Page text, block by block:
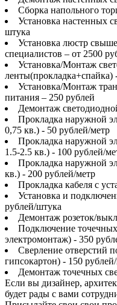
Сборка напольного
Установка настенных
штука
Установка люстр
специалистов – от 2500
Установка/Монтаж
ленты(прокладка+спайка)
Установка/Монтаж
питания – 250 рублей
Демонтаж
Прокладка наружной
0,75 кв.) - 50 рублей/метр
Прокладка наружной
1.5-2.5 кв.) - 100 рублей/
Прокладка наружной
кв.) - 200 рублей/метр
Прокладка кабеля с
Установка и
рублей/штука
Демонтаж розеток/
Подключение
электромонтаж) - 350
Сверление отверстий
гипсокартон) - 150
Демонтаж точечных
Если вы дизайнер,
будет рады с вами